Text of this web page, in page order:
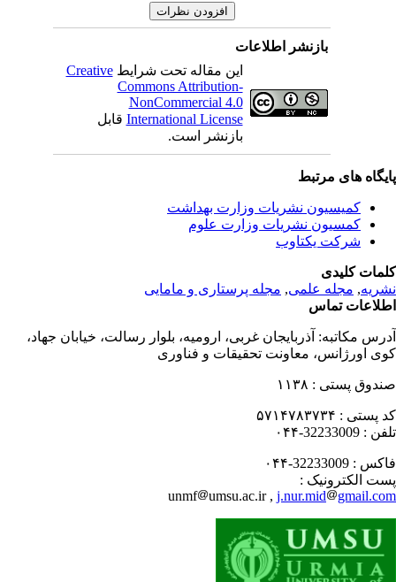
بازنشر اطلاعات
این مقاله تحت شرایطCreative
Commons Attribution-
NonCommercial 4.0
International Licenseقابل
بازنشر است.
های مرتبط
کمیسیون نشریات وزارت بهداشت
کمسیون نشریات وزارت علوم
شرکت یکتاوب
کلیدی
,مجله علمی, مجله پرستاری و مامایی
تماس
مکاتبه:آذربایجان غربی، ارومیه، بلوار رسالت، خیابان جهاد،
اورژانس، معاونت تحقیقات و فناوری
پستی : ۱۱۳۸
پستی : ۵۷۱۴۷۸۳۷۳۴
: 32233009-۰۴۴
: 32233009-۰۴۴
الکترونیک :
unmf
umsu.ac.ir ,j.nur.mid